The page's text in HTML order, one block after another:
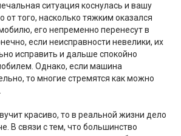
ситуация коснулась и вашу
того, насколько тяжким оказался
его непременно перенесут в
если неисправности невелики, их
исправить и дальше спокойно
Однако, если машина
то многие стремятся как можно
красиво, то в реальной жизни дело
В связи с тем, что большинство